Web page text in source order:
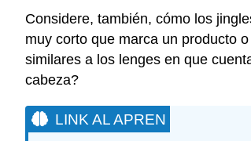
Considere, también, cómo los
muy corto que marca un producto
similares a los lenges en que
cabeza?
LINK AL APREN